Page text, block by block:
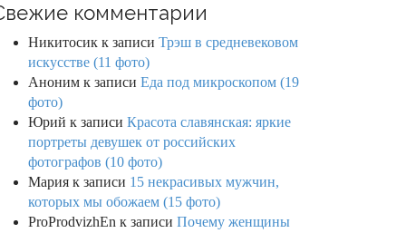
комментарии
Никитосик к записи Трэш в средневековом
искусстве (11 фото)
Аноним к записи Еда под микроскопом (19
фото)
Юрий к записи Красота славянская: яркие
портреты девушек от российских
фотографов (10 фото)
Мария к записи 15 некрасивых мужчин,
которых мы обожаем (15 фото)
ProProdvizhEn к записи Почему женщины